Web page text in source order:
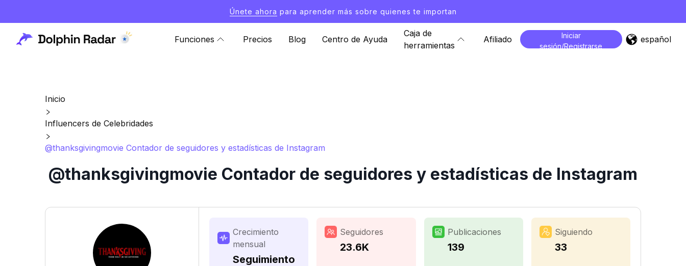
Únete ahora para aprender más sobre quienes te importan
Funciones Precios Blog Centro de Ayuda
Caja de
herramientas
Afiliado
Iniciar
sesión/Registrarse
español
Inicio
Influencers de Celebridades
@thanksgivingmovie Contador de seguidores y estadísticas de Instagram
@thanksgivingmovie Contador de seguidores y estadísticas de Instagram
Crecimiento
mensual
Seguimiento
Seguidores
23.6K
Publicaciones
139
Siguiendo
33